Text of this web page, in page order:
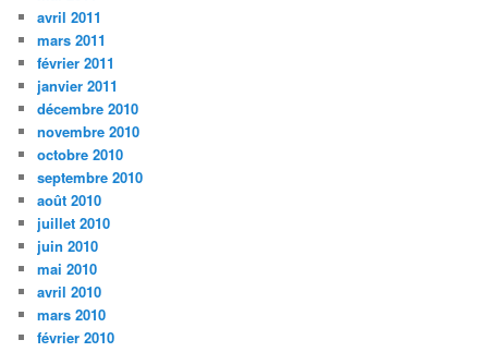
avril 2011
mars 2011
février 2011
janvier 2011
décembre 2010
novembre 2010
octobre 2010
septembre 2010
août 2010
juillet 2010
juin 2010
mai 2010
avril 2010
mars 2010
février 2010